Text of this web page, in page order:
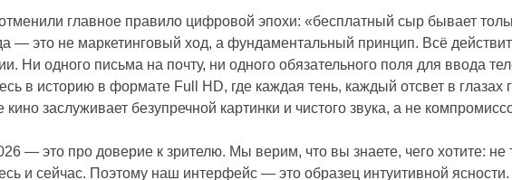
главное правило цифровой эпохи: «бесплатный сыр бывает
— это не маркетинговый ход, а фундаментальный принцип. Всё
Ни одного письма на почту, ни одного обязательного поля для
в историю в формате Full HD, где каждая тень, каждый отсвет в
кино заслуживает безупречной картинки и чистого звука, а не
— это про доверие к зрителю. Мы верим, что вы знаете, чего хотите:
и сейчас. Поэтому наш интерфейс — это образец интуитивной